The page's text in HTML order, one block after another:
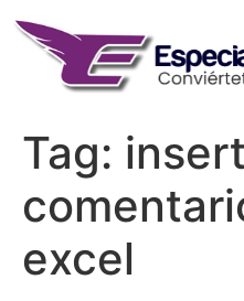
content
Tag:
excel